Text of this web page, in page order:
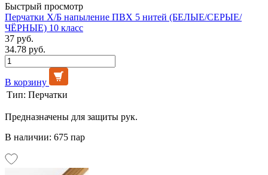
Быстрый просмотр
Перчатки Х/Б напыление ПВХ 5 нитей (БЕЛЫЕ/СЕРЫЕ/
ЧЁРНЫЕ) 10 класс
37 руб.
34.78 руб.
В корзину
Тип: Перчатки
Предназначены для защиты рук.
В наличии: 675 пар